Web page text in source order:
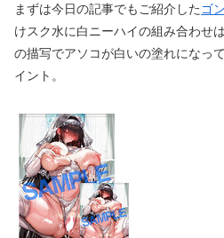
まずは今日の記事でもご紹介した ゴ
けスク水に白ニーハイの組み合わせ
の描写でアソコが白いの塗れになっ
イント。